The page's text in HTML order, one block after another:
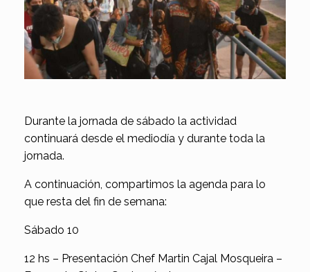
Durante la jornada de sábado la actividad
continuará desde el mediodía y durante toda la
jornada.
A continuación, compartimos la agenda para lo
que resta del fin de semana:
Sábado 10
12 hs – Presentación Chef Martin Cajal Mosqueira –